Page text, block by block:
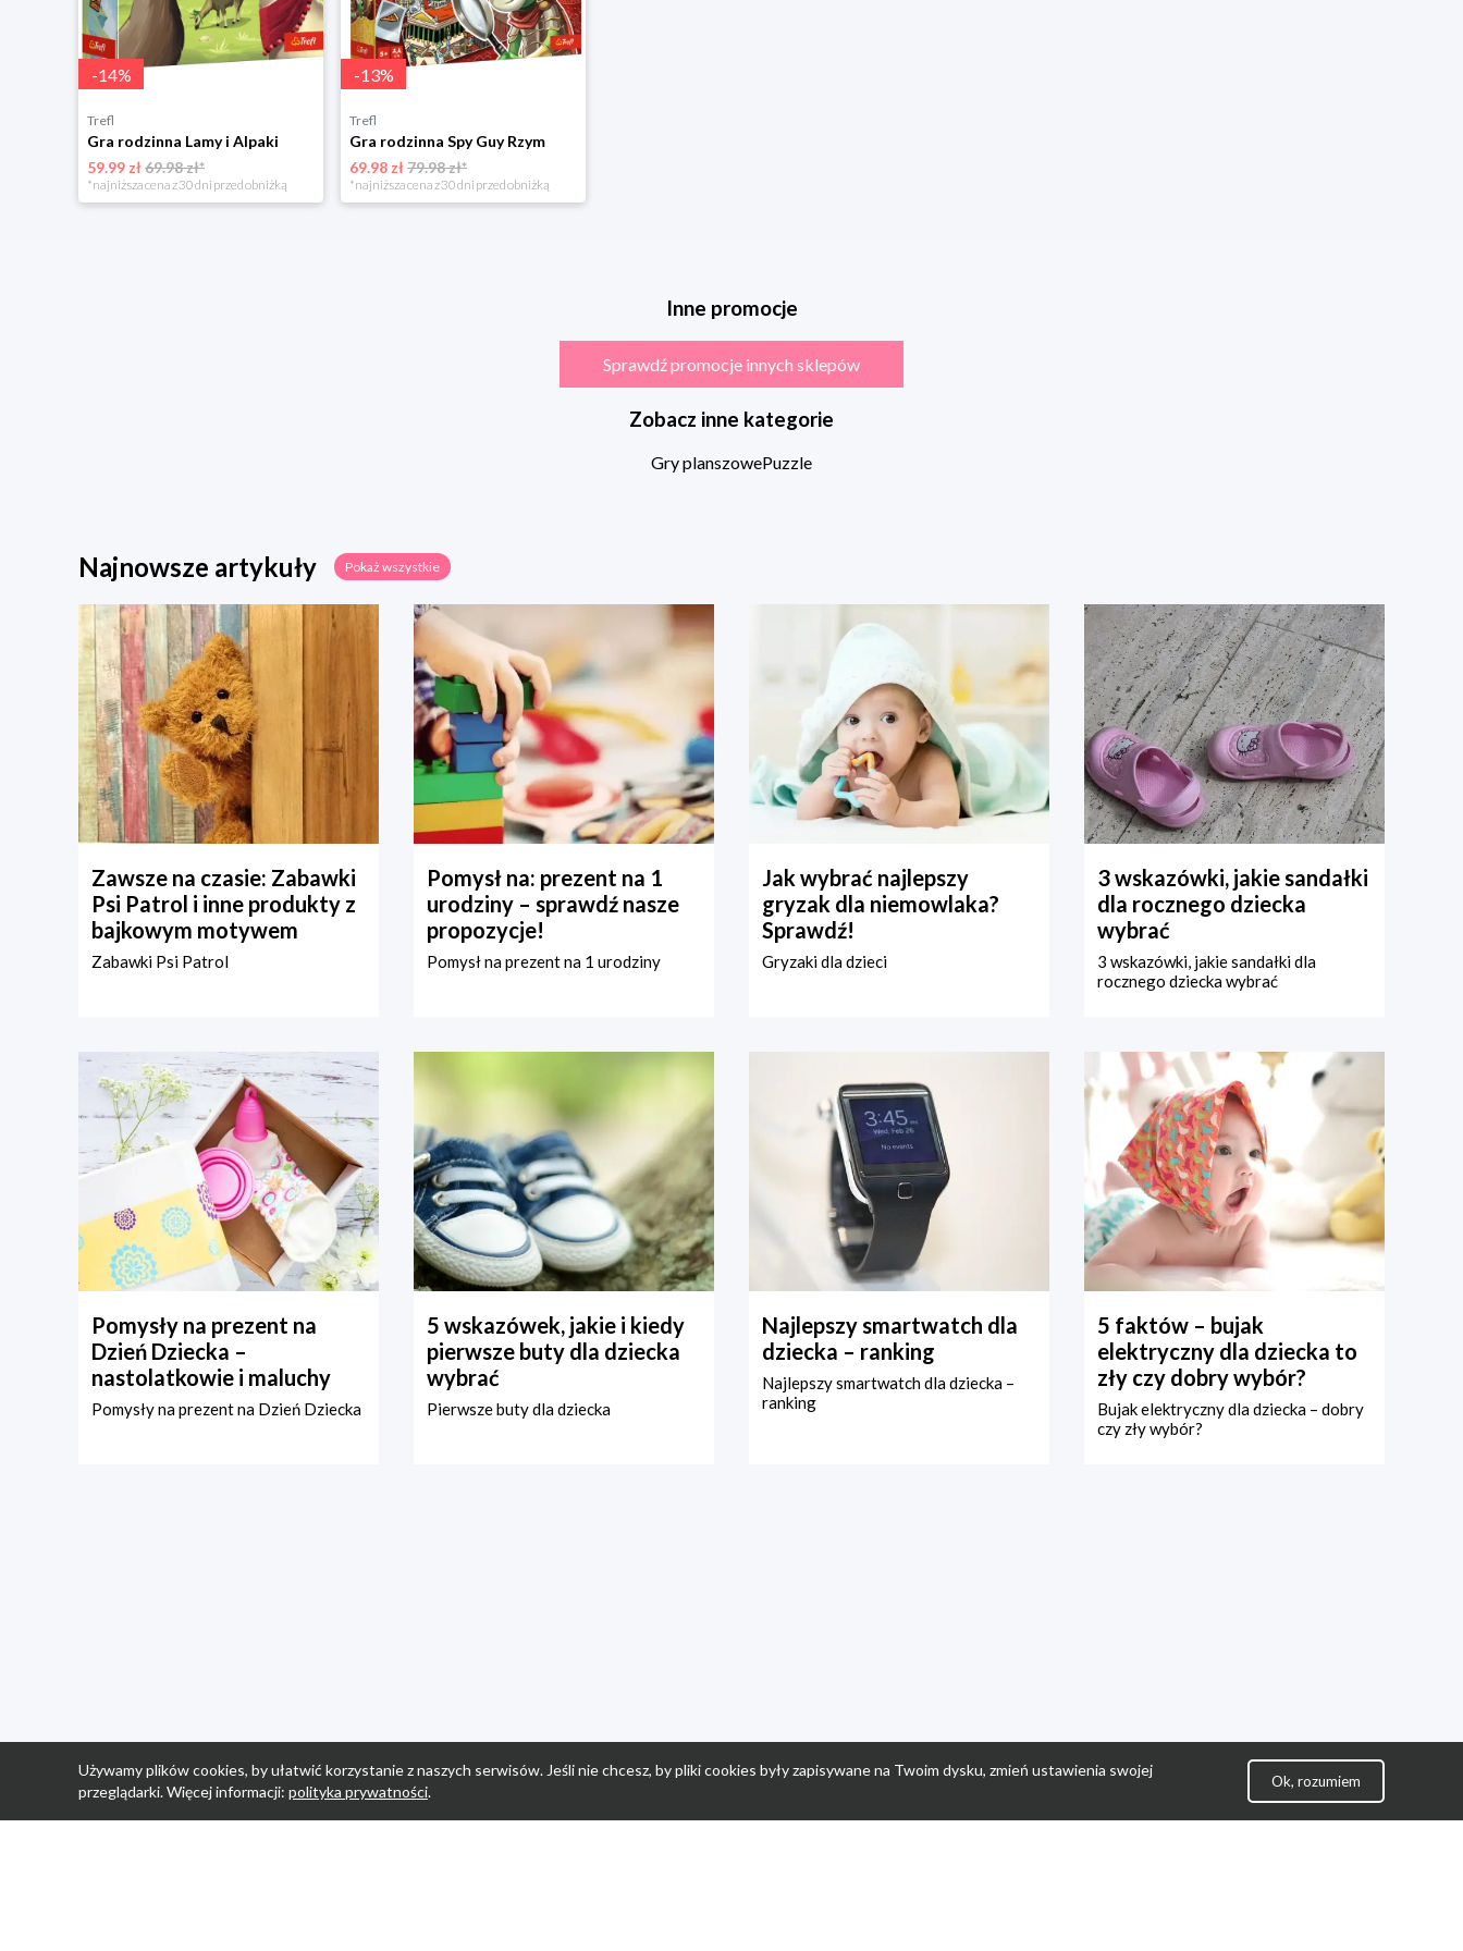
-14%
Trefl
Gra rodzinna Lamy i Alpaki
59.99 zł69.98 zł*
*najniższa cena z 30 dni przed obniżką
-13%
Trefl
Gra rodzinna Spy Guy Rzym
69.98 zł79.98 zł*
*najniższa cena z 30 dni przed obniżką
Inne promocje
Sprawdź promocje innych sklepów
Zobacz inne kategorie
Gry planszowePuzzle
Najnowsze artykuły Pokaż wszystkie
Zawsze na czasie: Zabawki
Psi Patrol i inne produkty z
bajkowym motywem
Zabawki Psi Patrol
Pomysł na: prezent na 1
urodziny – sprawdź nasze
propozycje!
Pomysł na prezent na 1 urodziny
Jak wybrać najlepszy
gryzak dla niemowlaka?
Sprawdź!
Gryzaki dla dzieci
3 wskazówki, jakie sandałki
dla rocznego dziecka
wybrać
3 wskazówki, jakie sandałki dla
rocznego dziecka wybrać
Pomysły na prezent na
Dzień Dziecka –
nastolatkowie i maluchy
Pomysły na prezent na Dzień Dziecka
5 wskazówek, jakie i kiedy
pierwsze buty dla dziecka
wybrać
Pierwsze buty dla dziecka
Najlepszy smartwatch dla
dziecka – ranking
Najlepszy smartwatch dla dziecka –
ranking
5 faktów – bujak
elektryczny dla dziecka to
zły czy dobry wybór?
Bujak elektryczny dla dziecka – dobry
czy zły wybór?
Używamy plików cookies, by ułatwić korzystanie z naszych serwisów. Jeśli nie chcesz, by pliki cookies były zapisywane na Twoim dysku, zmień ustawienia swojej
przeglądarki. Więcej informacji: polityka prywatności.
Ok, rozumiem